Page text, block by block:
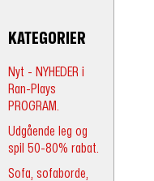
KATEGORIER
Nyt - NYHEDER i
Ran-Plays
PROGRAM.
Udgående leg og
spil 50-80% rabat.
Sofa, sofaborde,